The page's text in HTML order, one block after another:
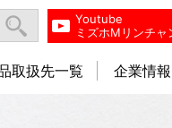
Youtube
ミズホMリンチャ
取扱先一覧 企業情報